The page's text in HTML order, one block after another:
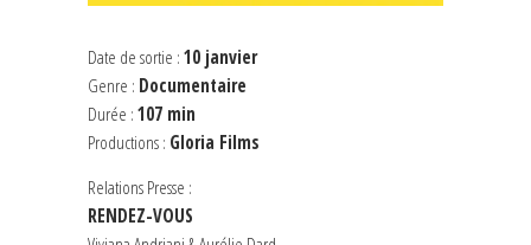
Date de sortie :10 janvier
Genre : Documentaire
Durée :107 min
Productions : Gloria Films
Relations Presse :
RENDEZ-VOUS